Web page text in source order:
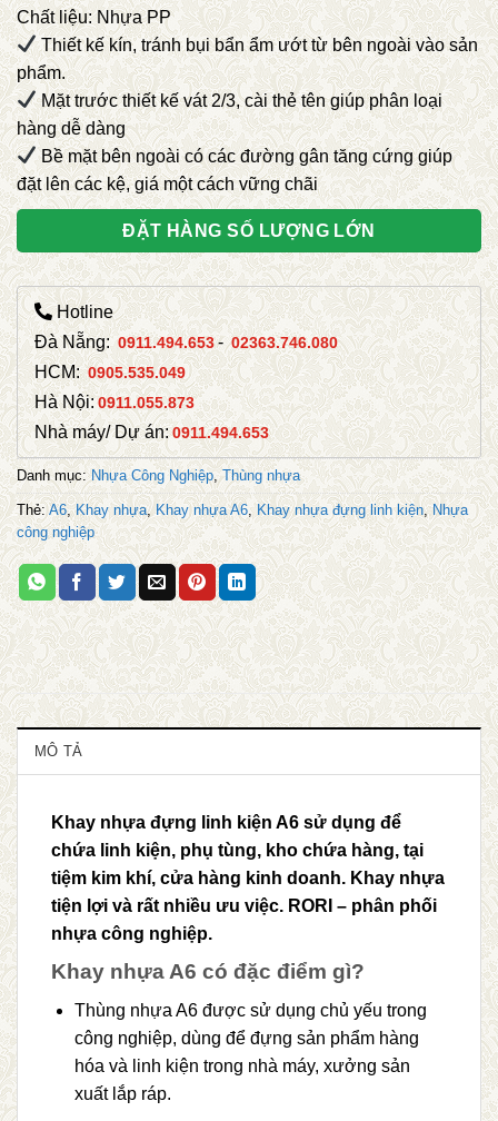
Chất liệu: Nhựa PP
Thiết kế kín, tránh bụi bẩn ẩm ướt từ bên ngoài vào sản
phẩm.
Mặt trước thiết kế vát 2/3, cài thẻ tên giúp phân loại
hàng dễ dàng
Bề mặt bên ngoài có các đường gân tăng cứng giúp
đặt lên các kệ, giá một cách vững chãi
ĐẶT HÀNG SỐ LƯỢNG LỚN
Hotline
Đà Nẵng: 0911.494.653-02363.746.080
HCM:0905.535.049
Hà Nội:0911.055.873
Nhà máy/ Dự án:0911.494.653
Danh mục:Nhựa Công Nghiệp,Thùng nhựa
Thẻ:A6,Khay nhựa,Khay nhựa A6, Khay nhựa đựng linh kiện,Nhựa
công nghiệp
MÔ TẢ
Khay nhựa đựng linh kiện A6 sử dụng để
chứa linh kiện, phụ tùng, kho chứa hàng, tại
tiệm kim khí, cửa hàng kinh doanh. Khay nhựa
tiện lợi và rất nhiều ưu việc. RORI – phân phối
nhựa công nghiệp.
Khay nhựa A6 có đặc điểm gì?
Thùng nhựa A6 được sử dụng chủ yếu trong
công nghiệp, dùng để đựng sản phẩm hàng
hóa và linh kiện trong nhà máy, xưởng sản
xuất lắp ráp.